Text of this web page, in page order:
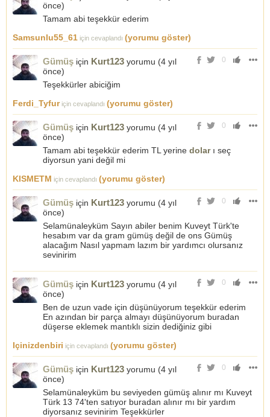
önce)
Tamam abi teşekkür ederim
Samsunlu55_61 için cevaplandı (yorumu göster)
0
Gümüş için Kurt123 yorumu (4 yıl
önce)
Teşekkürler abiciğim
Ferdi_Tyfuriçin cevaplandı (yorumu göster)
0
Gümüş için Kurt123 yorumu (4 yıl
önce)
Tamam abi teşekkür ederim TL yerine doları seç
diyorsun yani değil mi
KISMETM için cevaplandı (yorumu göster)
0
Gümüş için Kurt123 yorumu (4 yıl
önce)
Selamünaleyküm Sayın abiler benim Kuveyt Türk'te
hesabım var da gram gümüş değil de ons Gümüş
alacağım Nasıl yapmam lazım bir yardımcı olursanız
sevinirim
0
Gümüş için Kurt123 yorumu (4 yıl
önce)
Ben de uzun vade için düşünüyorum teşekkür ederim
En azından bir parça almayı düşünüyorum buradan
düşerse eklemek mantıklı sizin dediğiniz gibi
Içinizdenbiri için cevaplandı (yorumu göster)
0
Gümüş için Kurt123 yorumu (4 yıl
önce)
Selamünaleyküm bu seviyeden gümüş alınır mı Kuveyt
Türk 13 74'ten satıyor buradan alınır mı bir yardım
diyorsanız sevinirim Teşekkürler